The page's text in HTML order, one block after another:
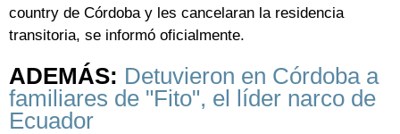
country de Córdoba y les cancelaran la residencia
transitoria, se informó oficialmente.
ADEMÁS: Detuvieron en Córdoba a
familiares de "Fito", el líder narco de
Ecuador